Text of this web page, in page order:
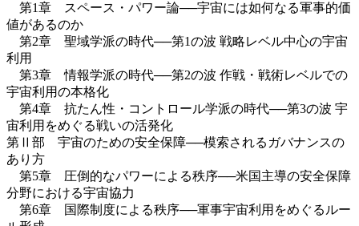
第1章 スペース・パワー論──宇宙には如何なる軍事的価
値があるのか
第2章 聖域学派の時代──第1の波 戦略レベル中心の宇宙
利用
第3章 情報学派の時代──第2の波 作戦・戦術レベルでの
宇宙利用の本格化
第4章 抗たん性・コントロール学派の時代──第3の波 宇
宙利用をめぐる戦いの活発化
第Ⅱ部 宇宙のための安全保障──模索されるガバナンスの
あり方
第5章 圧倒的なパワーによる秩序──米国主導の安全保障
分野における宇宙協力
第6章 国際制度による秩序──軍事宇宙利用をめぐるルー